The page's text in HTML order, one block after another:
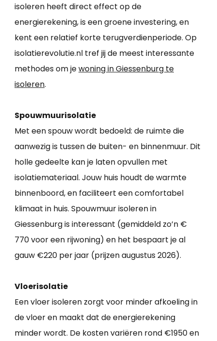
isoleren heeft direct effect op de
energierekening, is een groene investering, en
kent een relatief korte terugverdienperiode. Op
isolatierevolutie.nl tref jij de meest interessante
methodes om jewoning in Giessenburg te
isoleren.
Spouwmuurisolatie
Met een spouw wordt bedoeld: de ruimte die
aanwezig is tussen de buiten- en binnenmuur. Dit
holle gedeelte kan je laten opvullen met
isolatiemateriaal. Jouw huis houdt de warmte
binnenboord, en faciliteert een comfortabel
klimaat in huis. Spouwmuur isoleren in
Giessenburg is interessant (gemiddeld zo’n €
770 voor een rijwoning) en het bespaart je al
gauw €220 per jaar (prijzen augustus 2026).
Vloerisolatie
Een vloer isoleren zorgt voor minder afkoeling in
de vloer en maakt dat de energierekening
minder wordt. De kosten variëren rond €1950 en